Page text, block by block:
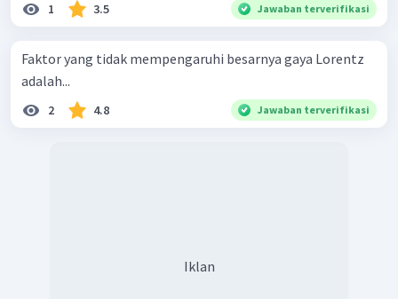
1 3.5 Jawaban terverifikasi
Faktor yang tidak mempengaruhi besarnya gaya Lorentz
adalah...
2 4.8 Jawaban terverifikasi
Iklan